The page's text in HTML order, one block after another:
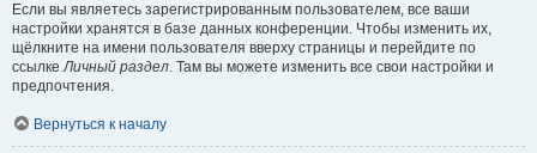
Если вы являетесь зарегистрированным пользователем, все ваши
настройки хранятся в базе данных конференции. Чтобы изменить их,
щёлкните на имени пользователя вверху страницы и перейдите по
ссылкеЛичный раздел. Там вы можете изменить все свои настройки и
предпочтения.
Вернуться к началу